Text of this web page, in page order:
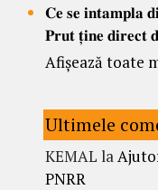
𝐂𝐞 𝐬𝐞 𝐢𝐧𝐭𝐚𝐦𝐩𝐥𝐚
𝐏𝐫𝐮𝐭 𝐭̦𝐢𝐧𝐞
Afișează toate
Ultimele
KEMAL la
PNRR